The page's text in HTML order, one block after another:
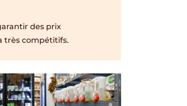
des prix
très compétitifs.